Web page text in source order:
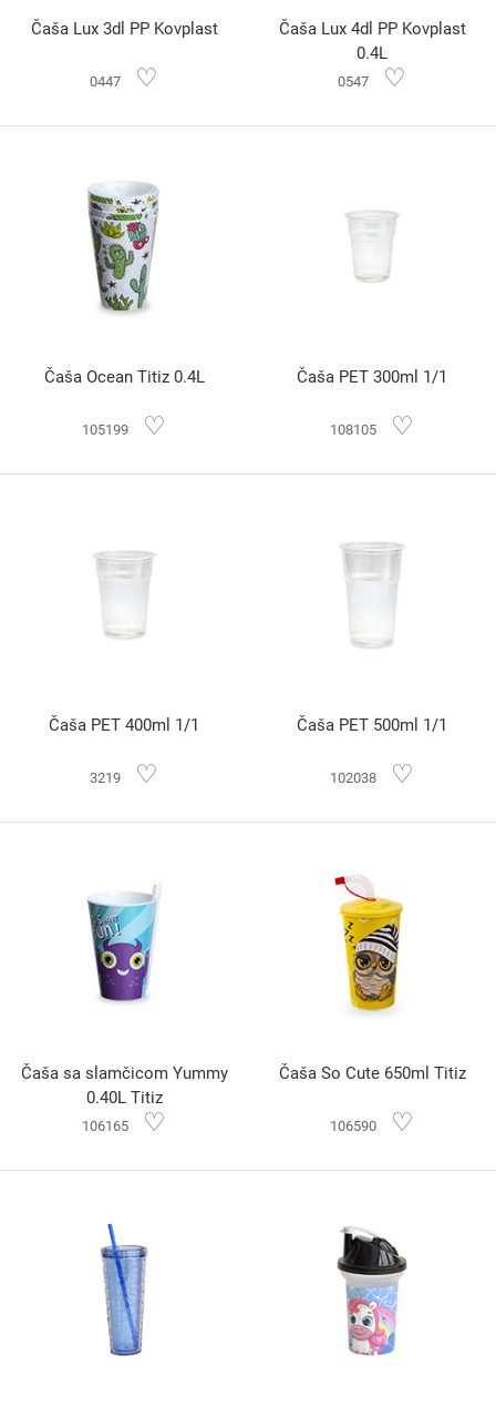
Čaša Lux 3dl PP Kovplast
0447 ♡
Čaša Lux 4dl PP Kovplast
0.4L
0547 ♡
Čaša Ocean Titiz 0.4L
105199 ♡
Čaša PET 300ml 1/1
108105 ♡
Čaša PET 400ml 1/1
3219 ♡
Čaša PET 500ml 1/1
102038 ♡
Čaša sa slamčicom Yummy
0.40L Titiz
106165 ♡
Čaša So Cute 650ml Titiz
106590 ♡